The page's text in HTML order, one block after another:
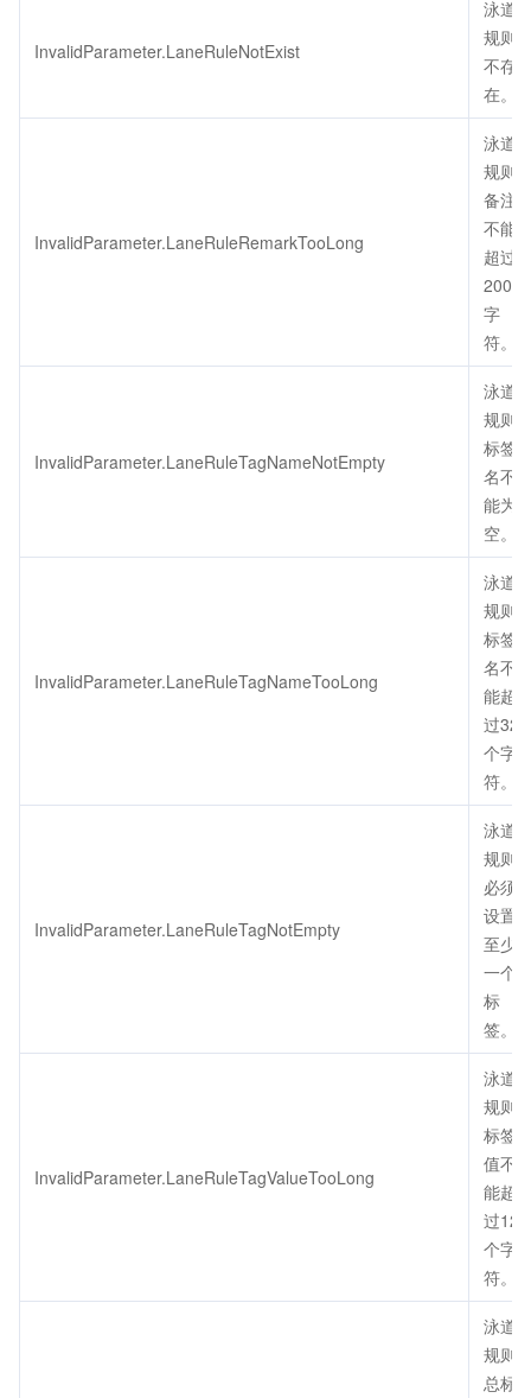
InvalidParameter.LaneRuleNotExist
泳道
规则
不存
在。
InvalidParameter.LaneRuleRemarkTooLong
泳道
规则
备注
不能
超过
200个
字
符。
InvalidParameter.LaneRuleTagNameNotEmpty
泳道
规则
标签
名不
能为
空。
InvalidParameter.LaneRuleTagNameTooLong
泳道
规则
标签
名不
能超
过32
个字
符。
InvalidParameter.LaneRuleTagNotEmpty
泳道
规则
必须
设置
至少
一个
标
签。
InvalidParameter.LaneRuleTagValueTooLong
泳道
规则
标签
值不
能超
过128
个字
符。
泳道
规则
总标